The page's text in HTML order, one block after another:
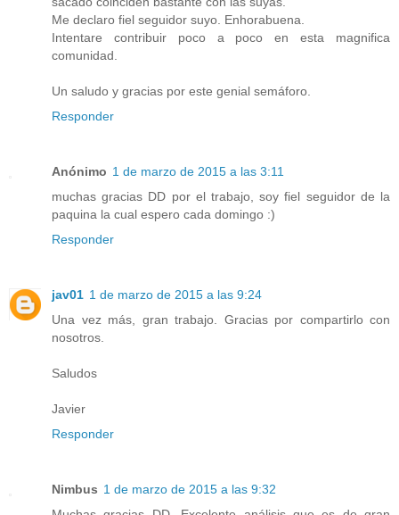
Me declaro fiel seguidor suyo. Enhorabuena.
Intentare contribuir poco a poco en esta magnifica
comunidad.
Un saludo y gracias por este genial semáforo.
Responder
Anónimo 1 de marzo de 2015 a las 3:11
muchas gracias DD por el trabajo, soy fiel seguidor de la
paquina la cual espero cada domingo :)
Responder
jav01 1 de marzo de 2015 a las 9:24
Una vez más, gran trabajo. Gracias por compartirlo con
nosotros.
Saludos
Javier
Responder
Nimbus 1 de marzo de 2015 a las 9:32